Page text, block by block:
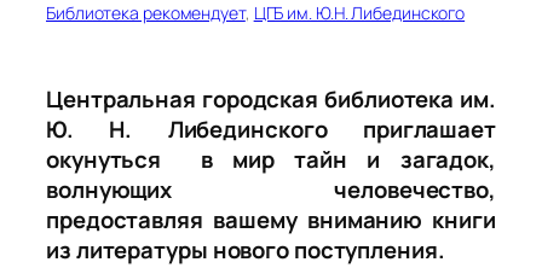
Библиотека рекомендует, ЦГБ им. Ю.Н. Либединского
Центральная городская библиотека им.
Ю. Н. Либединского приглашает
окунуться в мир тайн и загадок,
волнующих человечество,
предоставляя вашему вниманию книги
из литературы нового поступления.